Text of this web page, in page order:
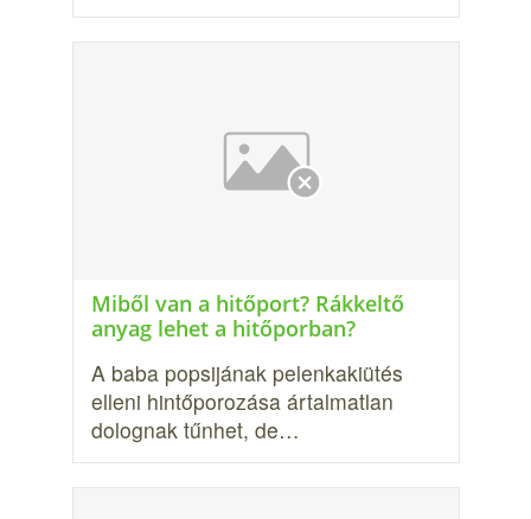
Miből van a hitőport? Rákkeltő
anyag lehet a hitőporban?
A baba popsijának pelen­kakiütés
elleni hintőporozása ártalmatlan
dolognak tűnhet, de…